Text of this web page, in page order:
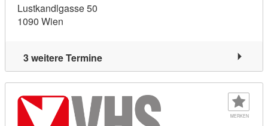
Lustkandlgasse 50
1090 Wien
3 weitere Termine
MERKEN